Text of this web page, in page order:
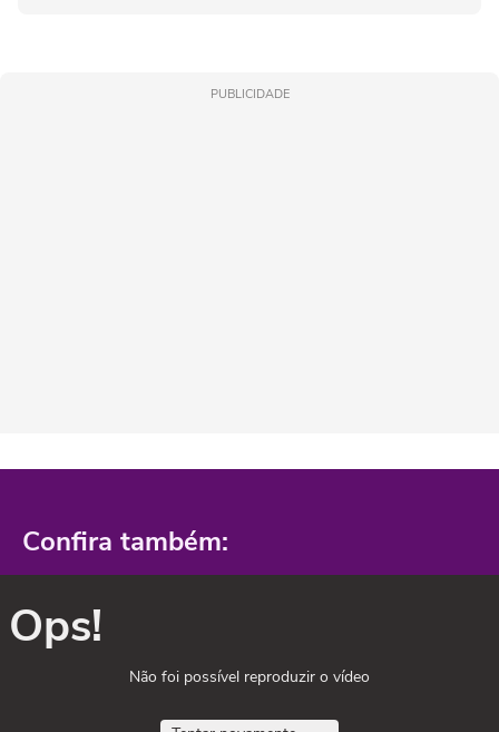
PUBLICIDADE
Confira também:
Ops!
Não foi possível reproduzir o vídeo